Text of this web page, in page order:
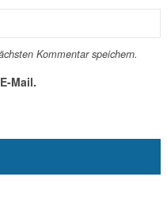
Kommentar speichern.
Mail.